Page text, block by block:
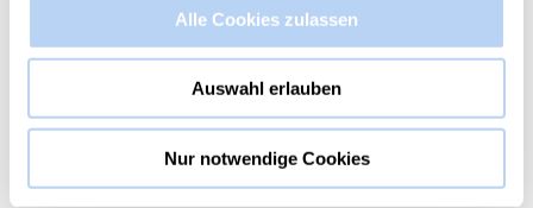
Alle Cookies zulassen
Auswahl erlauben
Nur notwendige Cookies